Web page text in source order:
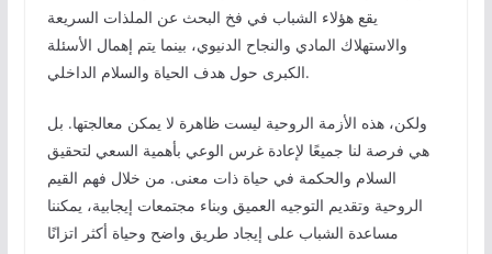
يقع هؤلاء الشباب في فخ البحث عن الملذات السريعة
والاستهلاك المادي والنجاح الدنيوي، بينما يتم إهمال الأسئلة
الكبرى حول هدف الحياة والسلام الداخلي.
ولكن، هذه الأزمة الروحية ليست ظاهرة لا يمكن معالجتها. بل
هي فرصة لنا جميعًا لإعادة غرس الوعي بأهمية السعي لتحقيق
السلام والحكمة في حياة ذات معنى. من خلال فهم القيم
الروحية وتقديم التوجيه العميق وبناء مجتمعات إيجابية، يمكننا
مساعدة الشباب على إيجاد طريق واضح وحياة أكثر اتزانًا